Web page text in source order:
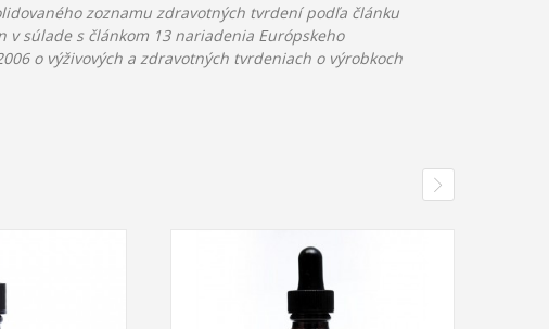
zoznamu zdravotných tvrdení podľa článku
súlade s článkom 13 nariadenia Európskeho
o výživových a zdravotných tvrdeniach o výrobkoch